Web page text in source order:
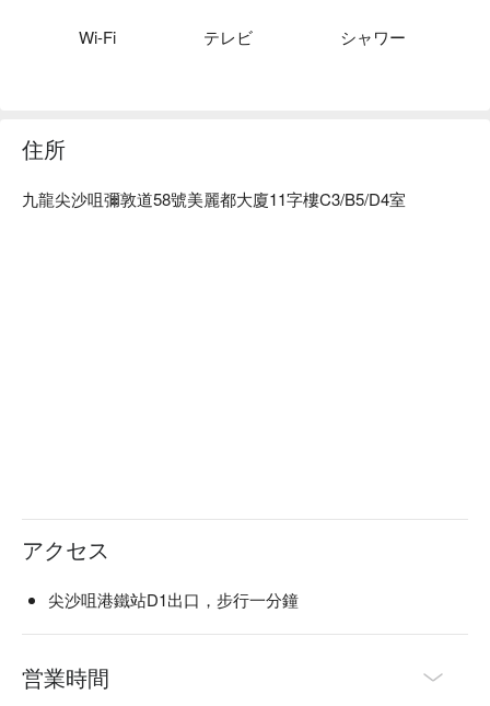
Wi-Fi テレビ シャワー
住所
九龍尖沙咀彌敦道58號美麗都大廈11字樓C3/B5/D4室
アクセス
尖沙咀港鐵站D1出口，步行一分鐘
営業時間